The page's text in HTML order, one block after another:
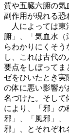
質や五臓六腑の気
副作用が現れる恐
人によっては東
腑」、「気血水
らわかりにくそ
し、これは古代
要点をしぼってま
ゼをひいたとき
の体に悪い影響が
名づけた。そして
により、「邪」
邪」、「風邪」、
邪」、とそれぞれ